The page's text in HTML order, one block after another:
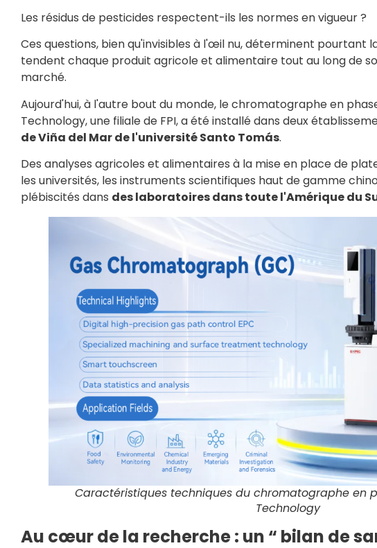
Les résidus de pesticides respectent-ils les normes en vigueur ?
Ces questions, bien qu'invisibles à l'œil nu, déterminent pourtant
tendent chaque produit agricole et alimentaire tout au long de
marché.
Aujourd'hui, à l'autre bout du monde, le chromatographe en
Technology, une filiale de FPI, a été installé dans deux
de Viña del Mar de l'université Santo Tomás.
Des analyses agricoles et alimentaires à la mise en place de
les universités, les instruments scientifiques haut de gamme
plébiscités dans des laboratoires dans toute l'Amérique du
Caractéristiques techniques du chromatographe en
Technology
Au cœur de la recherche : un “ bilan de